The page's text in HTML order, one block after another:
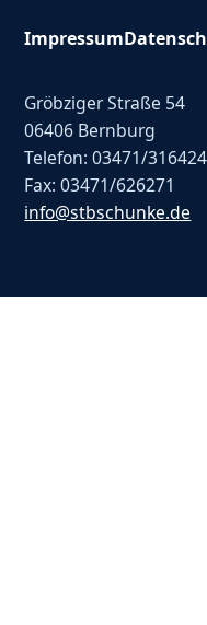
Impressum
Gröbziger Straße 54
06406 Bernburg
Telefon: 03471/316424
Fax: 03471/626271
info@stbschunke.de